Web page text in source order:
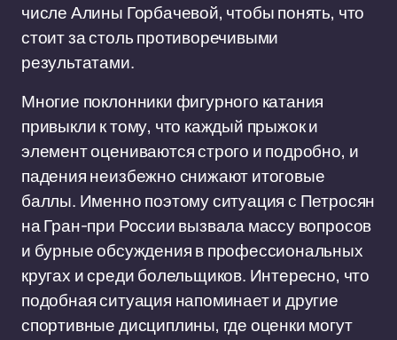
числе Алины Горбачевой, чтобы понять, что
стоит за столь противоречивыми
результатами.
Многие поклонники фигурного катания
привыкли к тому, что каждый прыжок и
элемент оцениваются строго и подробно, и
падения неизбежно снижают итоговые
баллы. Именно поэтому ситуация с Петросян
на Гран-при России вызвала массу вопросов
и бурные обсуждения в профессиональных
кругах и среди болельщиков. Интересно, что
подобная ситуация напоминает и другие
спортивные дисциплины, где оценки могут